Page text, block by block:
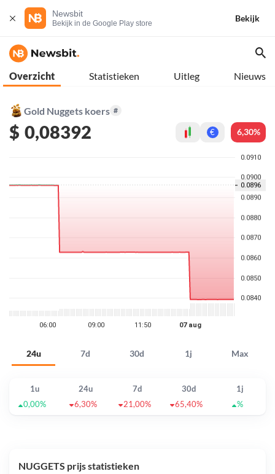
Newsbit
Bekijk in de Google Play store
Bekijk
Overzicht Statistieken Uitleg Nieuws
Gold Nuggets koers #
$ 0,08392 € 6,30%
24u 7d 30d 1j Max
1u 24u 7d 30d
1j
0,00%
6,30% 21,00% 65,40% %
NUGGETS prijs statistieken